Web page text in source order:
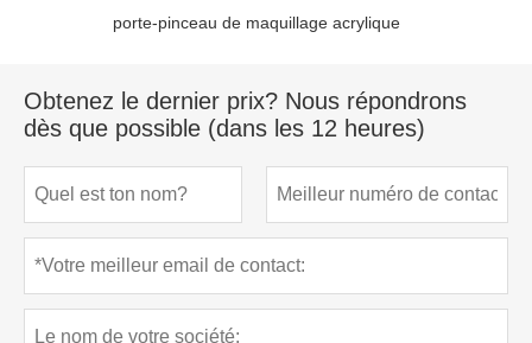
porte-pinceau de maquillage acrylique
Obtenez le dernier prix? Nous répondrons
dès que possible (dans les 12 heures)